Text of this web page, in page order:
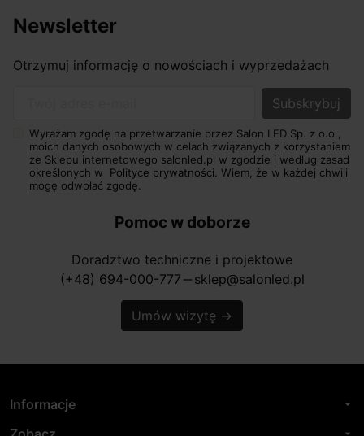
Newsletter
Otrzymuj informację o nowościach i wyprzedażach
Wyrażam zgodę na przetwarzanie przez Salon LED Sp. z o.o.,
moich danych osobowych w celach związanych z korzystaniem
ze Sklepu internetowego salonled.pl w zgodzie i według zasad
określonych w Polityce prywatności. Wiem, że w każdej chwili
mogę odwołać zgodę.
Pomoc w doborze
Doradztwo techniczne i projektowe
(+48) 694-000-777 horizontal_rule sklep@salonled.pl
Umów wizytę →
Informacje arrow_drop_down
arrow_drop_down